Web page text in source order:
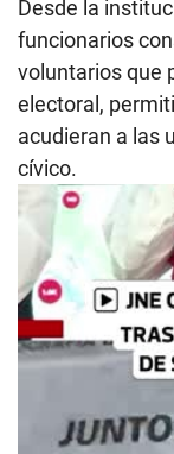
Desde la
funcionarios
voluntarios que
electoral,
acudieran a las
cívico.
00:00